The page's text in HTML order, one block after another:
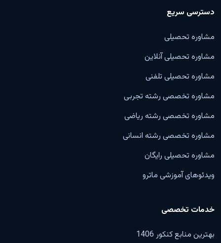
دسترسی سریع
مشاوره تحصیلی
مشاوره تحصیلی آنلاین
مشاوره تحصیلی تلفنی
مشاوره تخصصی رشته تجربی
مشاوره تخصصی رشته ریاضی
مشاوره تخصصی رشته انسانی
مشاوره تحصیلی رایگان
ویدئوهای آموزشی ماترو
خدمات تخصصی
بهترین منابع کنکور 1406